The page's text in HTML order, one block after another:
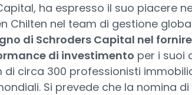
ha espresso il suo piacere
Chilten nel team di gestione
di Schroders Capital nel fornire
di investimento per i suoi
circa 300 professionisti
Si prevede che la nomina di